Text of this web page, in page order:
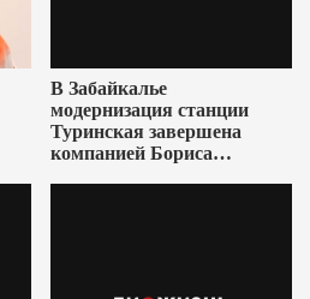
В Забайкалье
модернизация станции
Туринская завершена
компанией Бориса